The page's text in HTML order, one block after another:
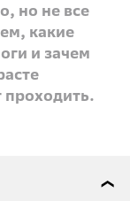
но не все
какие
и зачем
проходить.